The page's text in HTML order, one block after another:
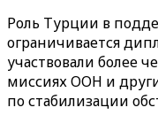
Роль Турции в
ограничивается
участвовали более
миссиях ООН и
по стабилизации